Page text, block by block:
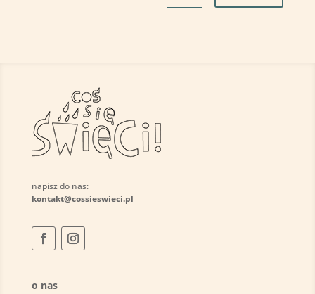
napisz do nas:
kontakt@cossieswieci.pl
o nas